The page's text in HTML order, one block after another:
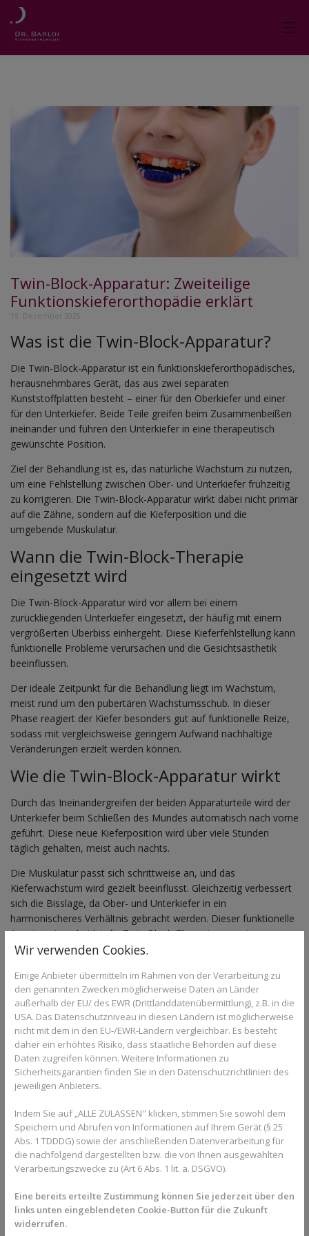
Twin-Block-Apparatur: Zweiteilige
Funktionskieferorthopädie erklärt
19. Dezember 2025
Was ist die Twin-Block-Apparatur?
Die Twin-Block-Apparatur ist ein funktionskieferorthopädisches,
herausnehmbares Gerät, das aus zwei separaten
Kunststoffplatten besteht – einer für den Oberkiefer und einer
für den Unterkiefer. Beide Teile greifen beim Zusammenbeißen
ineinander und führen den Unterkiefer in eine therapeutisch
gewünschte Position.
Ziel der Behandlung ist es, das natürliche Wachstum zu nutzen,
um eine Fehlstellung zwischen Ober- und Unterkiefer frühzeitig
zu korrigieren. Die Twin-Block-Apparatur wirkt dabei nicht primär
auf die Zähne, sondern auf die Kieferposition und die
umgebende Muskulatur.
Wann die Twin-Block-Therapie
eingesetzt wird
Die Twin-Block-Apparatur wird vor allem bei einem
zurückliegenden Unterkiefer eingesetzt, der häufig mit einem
vergrößerten Überbiss einhergeht. Diese Kieferfehlstellung kann
funktionelle Probleme verursachen und die Gesichtsästhetik
beeinflussen.
Der ideale Zeitpunkt für die Behandlung liegt im Wachstum,
meist rund um den pubertären Wachstumsschub. In dieser
Phase reagiert der Kiefer besonders gut auf funktionelle Reize,
sodass mit vergleichsweise geringem Aufwand nachhaltige
Veränderungen erzielt werden können.
Wie die Twin-Block-Apparatur wirkt
Durch das Ineinandergreifen der beiden Apparaturteile wird der
Unterkiefer beim Schließen des Mundes automatisch nach vorne
geführt. Diese neue Kieferposition wird über viele Stunden
täglich gehalten, meist auch nachts.
Die Muskulatur passt sich schrittweise an, und das
Kieferwachstum wird gezielt beeinflusst. Gleichzeitig verbessert
sich die Bisslage, da Ober- und Unterkiefer in ein
harmonischeres Verhältnis gebracht werden. Dieser funktionelle
Ansatz unterscheidet die Twin-Block-Therapie von rein
zahnbewegenden Behandlungen.
Vorteile der Twin-Block-Apparatur
Die Twin-Block-Therapie bietet mehrere Vorteile:
Nutzung des natürlichen Wachstums
herausnehmbares, kindgerechtes System
gezielte Korrektur der Kieferlage
Verbesserung von Funktion und Profil
gute Kombinierbarkeit mit späteren Zahnspangen
Behandlungen verkürzt oder vereinfacht werden.
Tragezeit und Mitarbeit
Der Erfolg der Twin-Block-Therapie hängt maßgeblich von der
täglich und während des Schlafs getragen werden. Eine gute
Mitarbeit ist entscheidend, damit sich die gewünschte
Wir verwenden Cookies.
Einige Anbieter übermitteln im Rahmen von der Verarbeitung zu
den genannten Zwecken möglicherweise Daten an Länder
außerhalb der EU/ des EWR (Drittlanddatenübermittlung), z.B. in die
USA. Das Datenschutzniveau in diesen Ländern ist möglicherweise
nicht mit dem in den EU-/EWR-Ländern vergleichbar. Es besteht
daher ein erhöhtes Risiko, dass staatliche Behörden auf diese
Daten zugreifen können. Weitere Informationen zu
Sicherheitsgarantien finden Sie in den Datenschutzrichtlinien des
jeweiligen Anbieters.
Indem Sie auf „ALLE ZULASSEN" klicken, stimmen Sie sowohl dem
Speichern und Abrufen von Informationen auf Ihrem Gerät (§ 25
Abs. 1 TDDDG) sowie der anschließenden Datenverarbeitung für
die nachfolgend dargestellten bzw. die von Ihnen ausgewählten
Verarbeitungszwecke zu (Art 6 Abs. 1 lit. a. DSGVO).
Eine bereits erteilte Zustimmung können Sie jederzeit über den
links unten eingeblendeten Cookie-Button für die Zukunft
widerrufen.